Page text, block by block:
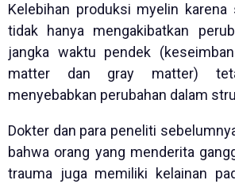
Kelebihan produksi myelin
tidak hanya mengakibatkan
jangka waktu pendek
matter dan gray matter)
menyebabkan perubahan dalam
Dokter dan para peneliti
bahwa orang yang menderita
trauma juga memiliki kelainan